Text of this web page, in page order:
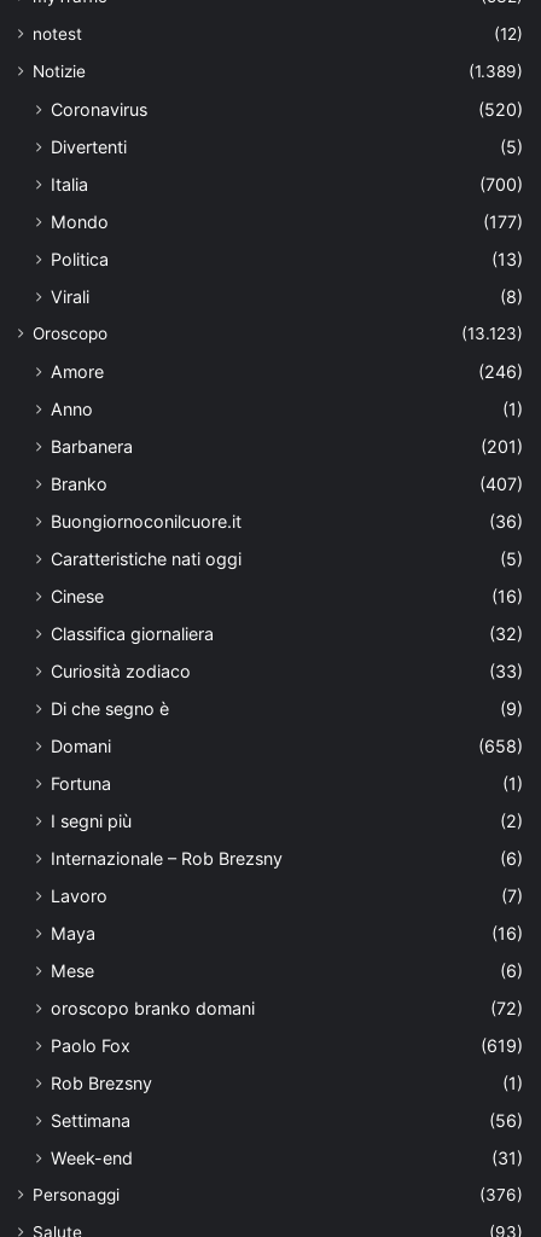
notest
(12)
Notizie
(1.389)
Coronavirus
(520)
Divertenti
(5)
Italia
(700)
Mondo
(177)
Politica
(13)
Virali
(8)
Oroscopo (13.123)
Amore
(246)
Anno
(1)
Barbanera
(201)
Branko
(407)
Buongiornoconilcuore.it
(36)
Caratteristiche nati oggi
(5)
Cinese
(16)
Classifica giornaliera
(32)
Curiosità zodiaco
(33)
Di che segno è
(9)
Domani
(658)
Fortuna
(1)
I segni più
(2)
Internazionale – Rob Brezsny
(6)
Lavoro
(7)
Maya
(16)
Mese
(6)
oroscopo branko domani
(72)
Paolo Fox
(619)
Rob Brezsny
(1)
Settimana
(56)
Week-end
(31)
Personaggi
(376)
Salute
(93)